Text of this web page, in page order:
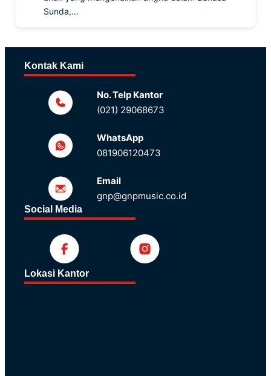
Sunda,…
Kontak Kami
No. Telp Kantor
(021) 29068673
WhatsApp
081906120473
Email
gnp@gnpmusic.co.id
Social Media
Lokasi Kantor